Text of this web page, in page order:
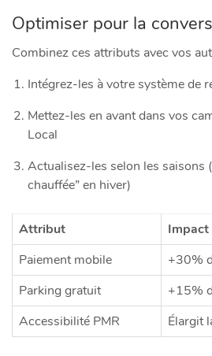
Optimiser pour la
Combinez ces attributs avec vos
Intégrez-les à votre système de
Mettez-les en avant dans vos
Local
Actualisez-les selon les saisons
chauffée” en hiver)
Attribut
Impact
Paiement mobile
+30%
Parking gratuit
+15%
Accessibilité PMR
Élargit